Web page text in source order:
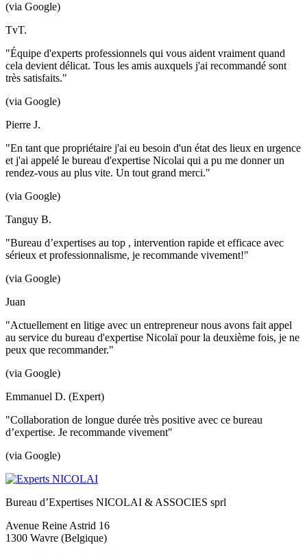
(via Google)
TvT.
"Équipe d'experts professionnels qui vous aident vraiment quand
cela devient délicat. Tous les amis auxquels j'ai recommandé sont
très satisfaits."
(via Google)
Pierre J.
"En tant que propriétaire j'ai eu besoin d'un état des lieux en urgence
et j'ai appelé le bureau d'expertise Nicolai qui a pu me donner un
rendez-vous au plus vite. Un tout grand merci."
(via Google)
Tanguy B.
"Bureau d’expertises au top , intervention rapide et efficace avec
sérieux et professionnalisme, je recommande vivement!"
(via Google)
Juan
"Actuellement en litige avec un entrepreneur nous avons fait appel
au service du bureau d'expertise Nicolaï pour la deuxième fois, je ne
peux que recommander."
(via Google)
Emmanuel D. (Expert)
"Collaboration de longue durée très positive avec ce bureau
d’expertise. Je recommande vivement"
(via Google)
Bureau d’Expertises NICOLAI & ASSOCIES sprl
Avenue Reine Astrid 16
1300 Wavre (Belgique)